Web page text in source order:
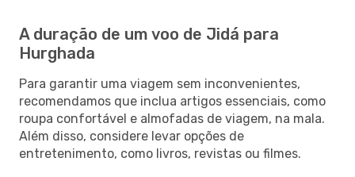
A duração de um voo de Jidá para
Hurghada
Para garantir uma viagem sem inconvenientes,
recomendamos que inclua artigos essenciais, como
roupa confortável e almofadas de viagem, na mala.
Além disso, considere levar opções de
entretenimento, como livros, revistas ou filmes.